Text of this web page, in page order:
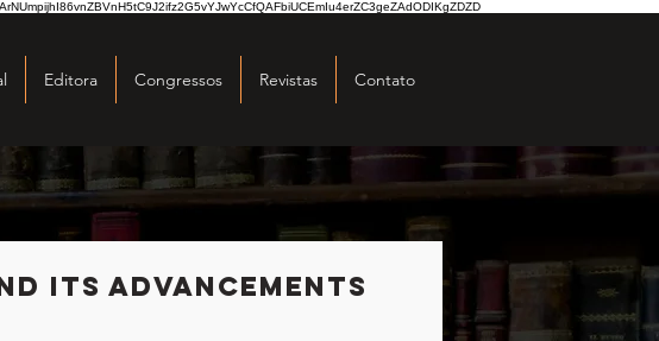
Editora Congressos Revistas Contato
its advancements